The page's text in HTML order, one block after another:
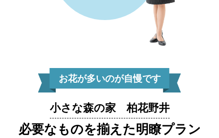
お花が多いのが自慢です
小さな森の家 柏花野井
必要なものを揃えた明瞭プラン